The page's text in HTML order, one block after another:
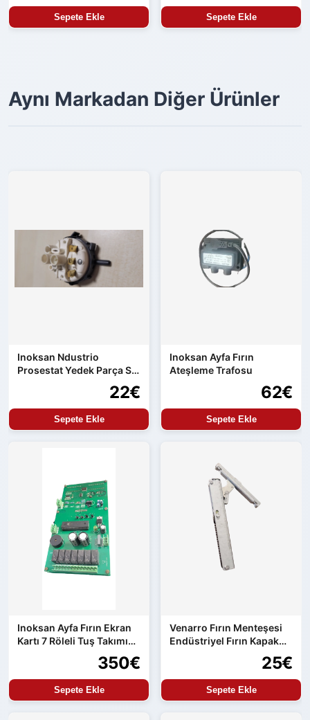
Sepete Ekle Sepete Ekle
Aynı Markadan Diğer Ürünler
Inoksan Ndustrio
Prosestat Yedek Parça Su
22€
Sepete Ekle
Inoksan Ayfa Fırın
Ateşleme Trafosu
62€
Sepete Ekle
Inoksan Ayfa Fırın Ekran
Kartı 7 Röleli Tuş Takımı
ve Güç Kartı Entegre350€
Sepete Ekle
Venarro Fırın Menteşesi
Endüstriyel Fırın Kapak
Menteşesi Uyumlu Set25€
Sepete Ekle